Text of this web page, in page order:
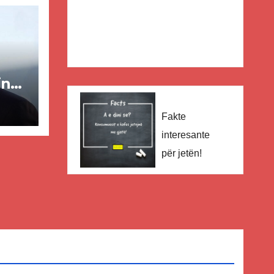
Fakte
interesante
për jetën!